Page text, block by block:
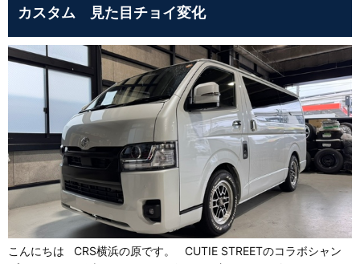
カスタム 見た目チョイ変化
こんにちは CRS横浜の原です。 CUTIE STREETのコラボシャン